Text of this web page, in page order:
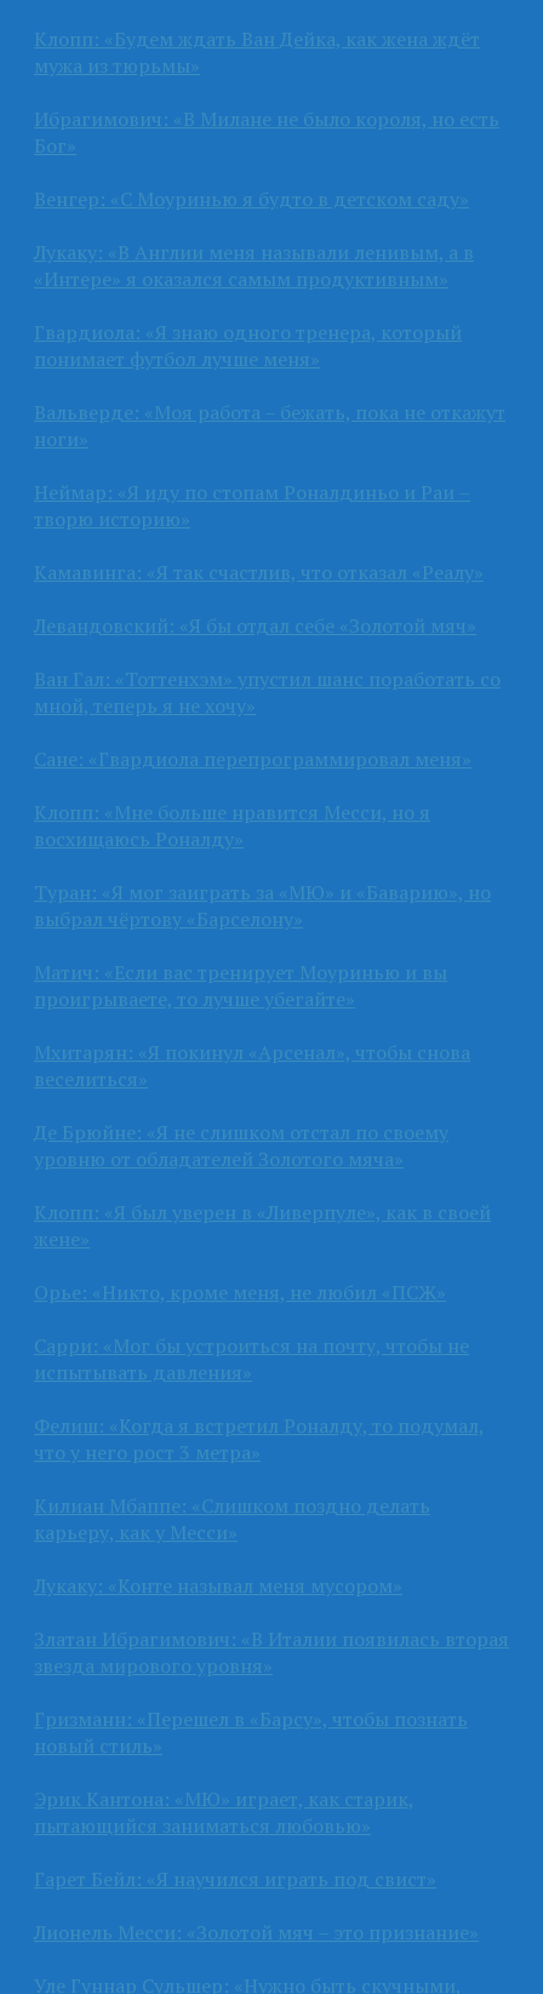
Клопп: «Будем ждать Ван Дейка, как жена ждёт
мужа из тюрьмы»
Ибрагимович: «В Милане не было короля, но есть
Бог»
Венгер: «С Моуринью я будто в детском саду»
Лукаку: «В Англии меня называли ленивым, а в
«Интере» я оказался самым продуктивным»
Гвардиола: «Я знаю одного тренера, который
понимает футбол лучше меня»
Вальверде: «Моя работа – бежать, пока не откажут
ноги»
Неймар: «Я иду по стопам Роналдиньо и Раи –
творю историю»
Камавинга: «Я так счастлив, что отказал «Реалу»
Левандовский: «Я бы отдал себе «Золотой мяч»
Ван Гал: «Тоттенхэм» упустил шанс поработать со
мной, теперь я не хочу»
Сане: «Гвардиола перепрограммировал меня»
Клопп: «Мне больше нравится Месси, но я
восхищаюсь Роналду»
Туран: «Я мог заиграть за «МЮ» и «Баварию», но
выбрал чёртову «Барселону»
Матич: «Если вас тренирует Моуринью и вы
проигрываете, то лучше убегайте»
Мхитарян: «Я покинул «Арсенал», чтобы снова
веселиться»
Де Брюйне: «Я не слишком отстал по своему
уровню от обладателей Золотого мяча»
Клопп: «Я был уверен в «Ливерпуле», как в своей
жене»
Орье: «Никто, кроме меня, не любил «ПСЖ»
Сарри: «Мог бы устроиться на почту, чтобы не
испытывать давления»
Фелиш: «Когда я встретил Роналду, то подумал,
что у него рост 3 метра»
Килиан Мбаппе: «Слишком поздно делать
карьеру, как у Месси»
Лукаку: «Конте называл меня мусором»
Златан Ибрагимович: «В Италии появилась вторая
звезда мирового уровня»
Гризманн: «Перешел в «Барсу», чтобы познать
новый стиль»
Эрик Кантона: «МЮ» играет, как старик,
пытающийся заниматься любовью»
Гарет Бейл: «Я научился играть под свист»
Лионель Месси: «Золотой мяч – это признание»
Уле Гуннар Сульшер: «Нужно быть скучными,